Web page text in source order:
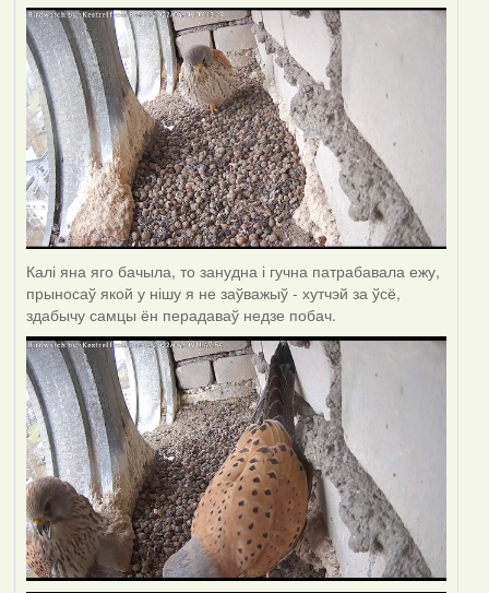
Калі яна яго бачыла, то занудна і гучна патрабавала ежу,
прыносаў якой у нішу я не заўважыў - хутчэй за ўсё,
здабычу самцы ён перадаваў недзе побач.